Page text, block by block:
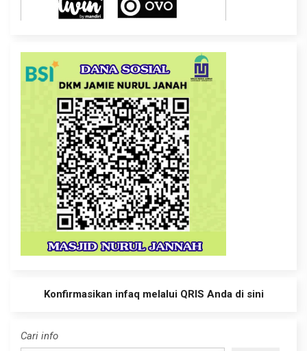
Konfirmasikan infaq melalui QRIS Anda di sini
Cari info